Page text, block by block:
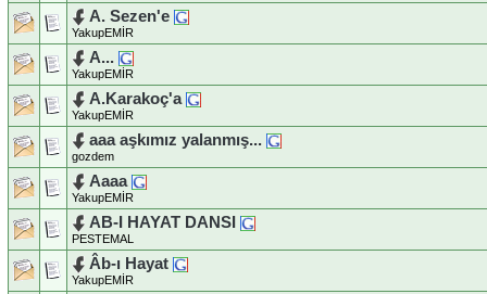
A. Sezen'e
YakupEMİR
A...
YakupEMİR
A.Karakoç'a
YakupEMİR
aaa aşkımız yalanmış...
gozdem
Aaaa
YakupEMİR
AB-I HAYAT DANSI
PESTEMAL
Âb-ı Hayat
YakupEMİR